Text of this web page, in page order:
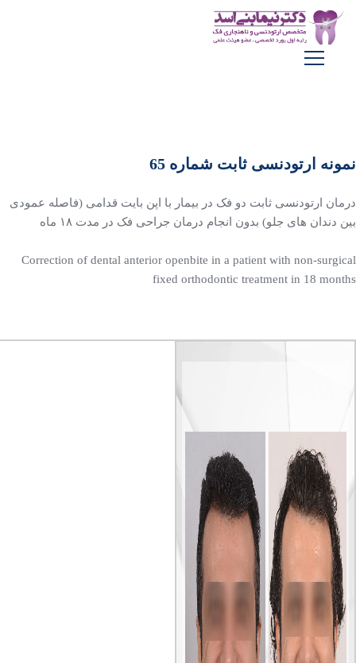
نمونه ارتودنسی ثابت شماره 65
درمان ارتودنسی ثابت دو فک در بیمار با اپن بایت قدامی (فاصله عمودی
بین دندان های جلو) بدون انجام درمان جراحی فک در مدت ۱۸ ماه
‏Correction of dental anterior openbite in a patient with non-surgical
fixed orthodontic treatment in 18 months